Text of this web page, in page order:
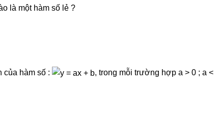
là một hàm số lẻ ?
của hàm số :
, trong mỗi trường hợp a > 0 ; a <